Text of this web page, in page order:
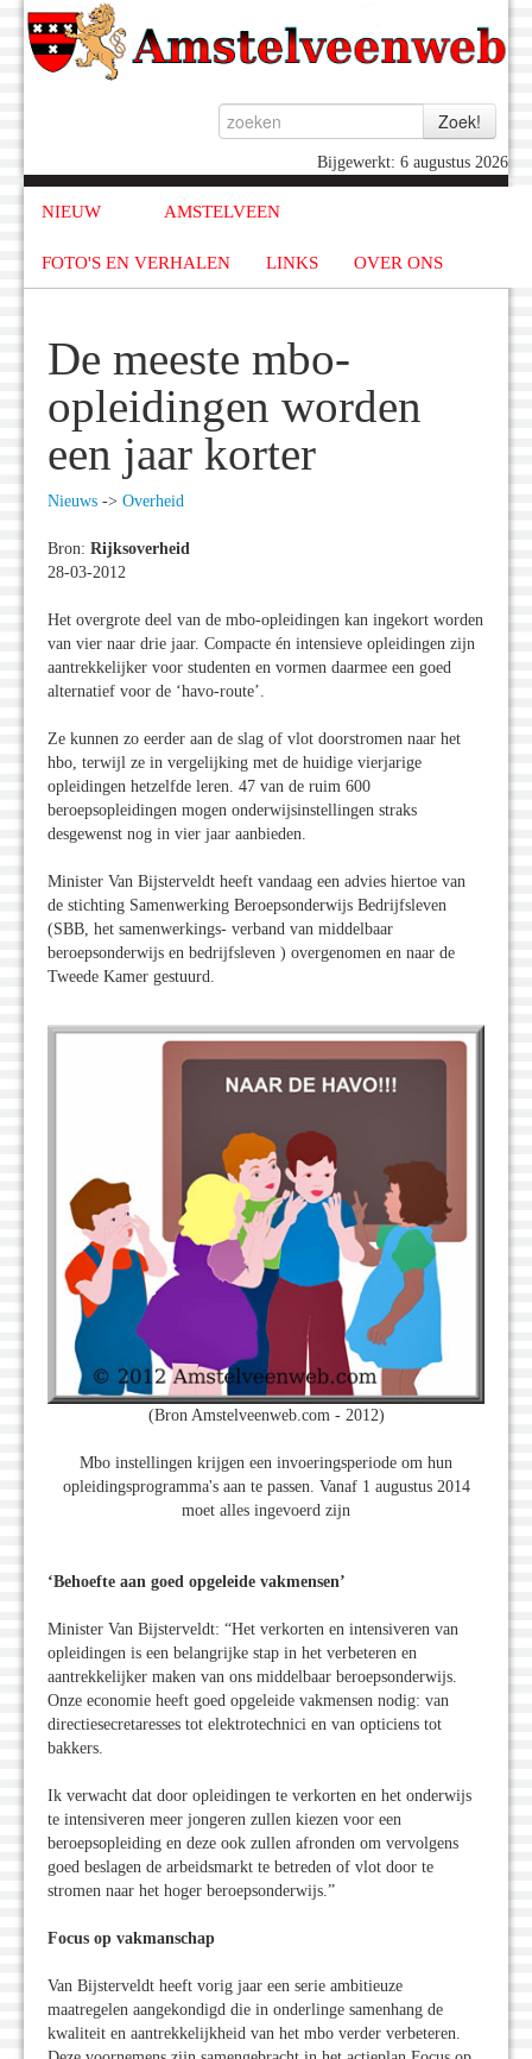
Bijgewerkt: 6 augustus 2026
NIEUW AMSTELVEEN
FOTO'S EN VERHALEN LINKS OVER ONS
De meeste mbo-
opleidingen worden
een jaar korter
Nieuws -> Overheid
Bron: Rijksoverheid
28-03-2012
Het overgrote deel van de mbo-opleidingen kan ingekort worden
van vier naar drie jaar. Compacte én intensieve opleidingen zijn
aantrekkelijker voor studenten en vormen daarmee een goed
alternatief voor de ‘havo-route’.
Ze kunnen zo eerder aan de slag of vlot doorstromen naar het
hbo, terwijl ze in vergelijking met de huidige vierjarige
opleidingen hetzelfde leren. 47 van de ruim 600
beroepsopleidingen mogen onderwijsinstellingen straks
desgewenst nog in vier jaar aanbieden.
Minister Van Bijsterveldt heeft vandaag een advies hiertoe van
de stichting Samenwerking Beroepsonderwijs Bedrijfsleven
(SBB, het samenwerkings- verband van middelbaar
beroepsonderwijs en bedrijfsleven ) overgenomen en naar de
Tweede Kamer gestuurd.
(Bron Amstelveenweb.com - 2012)
Mbo instellingen krijgen een invoeringsperiode om hun
opleidingsprogramma's aan te passen. Vanaf 1 augustus 2014
moet alles ingevoerd zijn
‘Behoefte aan goed opgeleide vakmensen’
Minister Van Bijsterveldt: “Het verkorten en intensiveren van
opleidingen is een belangrijke stap in het verbeteren en
aantrekkelijker maken van ons middelbaar beroepsonderwijs.
Onze economie heeft goed opgeleide vakmensen nodig: van
directiesecretaresses tot elektrotechnici en van opticiens tot
bakkers.
Ik verwacht dat door opleidingen te verkorten en het onderwijs
te intensiveren meer jongeren zullen kiezen voor een
beroepsopleiding en deze ook zullen afronden om vervolgens
goed beslagen de arbeidsmarkt te betreden of vlot door te
stromen naar het hoger beroepsonderwijs.”
Focus op vakmanschap
Van Bijsterveldt heeft vorig jaar een serie ambitieuze
maatregelen aangekondigd die in onderlinge samenhang de
kwaliteit en aantrekkelijkheid van het mbo verder verbeteren.